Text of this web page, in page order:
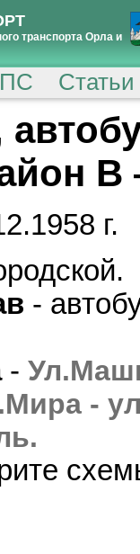
транспорта Орла и
ПС
В
г.
-
-
-